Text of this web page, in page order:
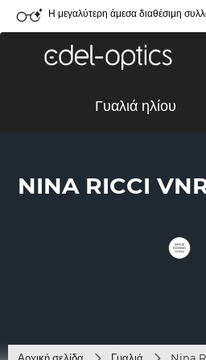
Η μεγαλύτερη άμεσα διαθέσιμη
Γυαλιά ηλίου
NINA RICCI